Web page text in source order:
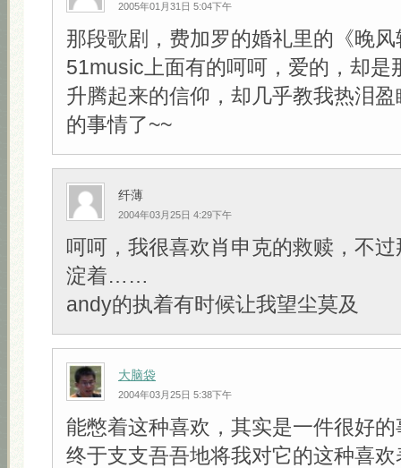
2005年01月31日 5:04下午
那段歌剧，费加罗的婚礼里的《晚
51music上面有的呵呵，爱的，却是
升腾起来的信仰，却几乎教我热泪
的事情了~~
纤薄
2004年03月25日 4:29下午
呵呵，我很喜欢肖申克的救赎，不
淀着……
andy的执着有时候让我望尘莫及
大脑袋
2004年03月25日 5:38下午
能憋着这种喜欢，其实是一件很好
终于支支吾吾地将我对它的这种喜